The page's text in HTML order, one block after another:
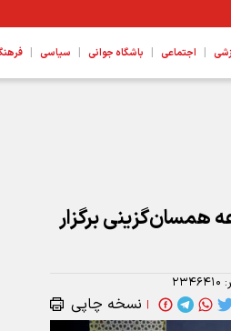
| اجتماعی | باشگاه جوانی | سیاسی |
همسان‌گزینی برگزار
۲۳۴۶۴۱۰
| نسخه چاپی